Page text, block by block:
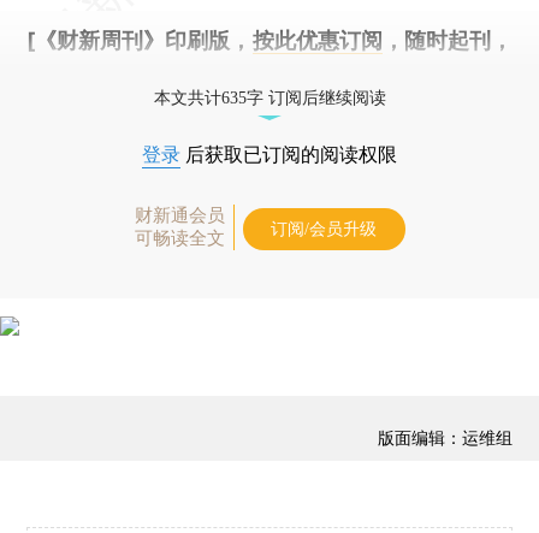
[《财新周刊》印刷版， 按此优惠订阅 ，随时起刊，
本文共计635字 订阅后继续阅读
登录 后获取已订阅的阅读权限
财新通会员
可畅读全文
订阅/会员升级
版面编辑：运维组